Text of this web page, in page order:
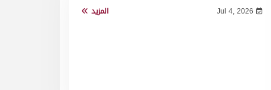
Jul 4, 2026 المزيد